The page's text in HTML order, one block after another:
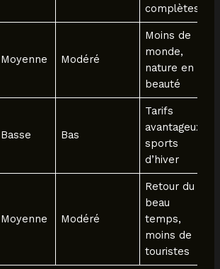
complètes
Moyenne Modéré
Moins de
monde,
nature en
beauté
Basse Bas
Tarifs
avantageux,
sports
d’hiver
Moyenne Modéré
Retour du
beau
temps,
moins de
touristes